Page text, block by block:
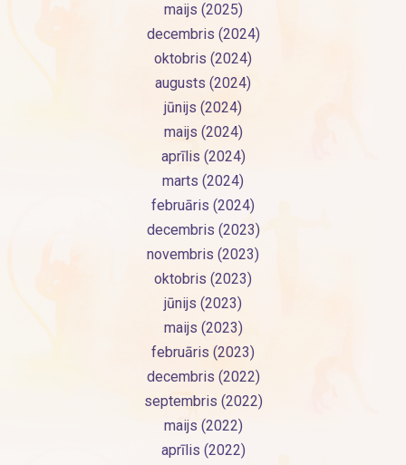
maijs (2025)
decembris (2024)
oktobris (2024)
augusts (2024)
jūnijs (2024)
maijs (2024)
aprīlis (2024)
marts (2024)
februāris (2024)
decembris (2023)
novembris (2023)
oktobris (2023)
jūnijs (2023)
maijs (2023)
februāris (2023)
decembris (2022)
septembris (2022)
maijs (2022)
aprīlis (2022)